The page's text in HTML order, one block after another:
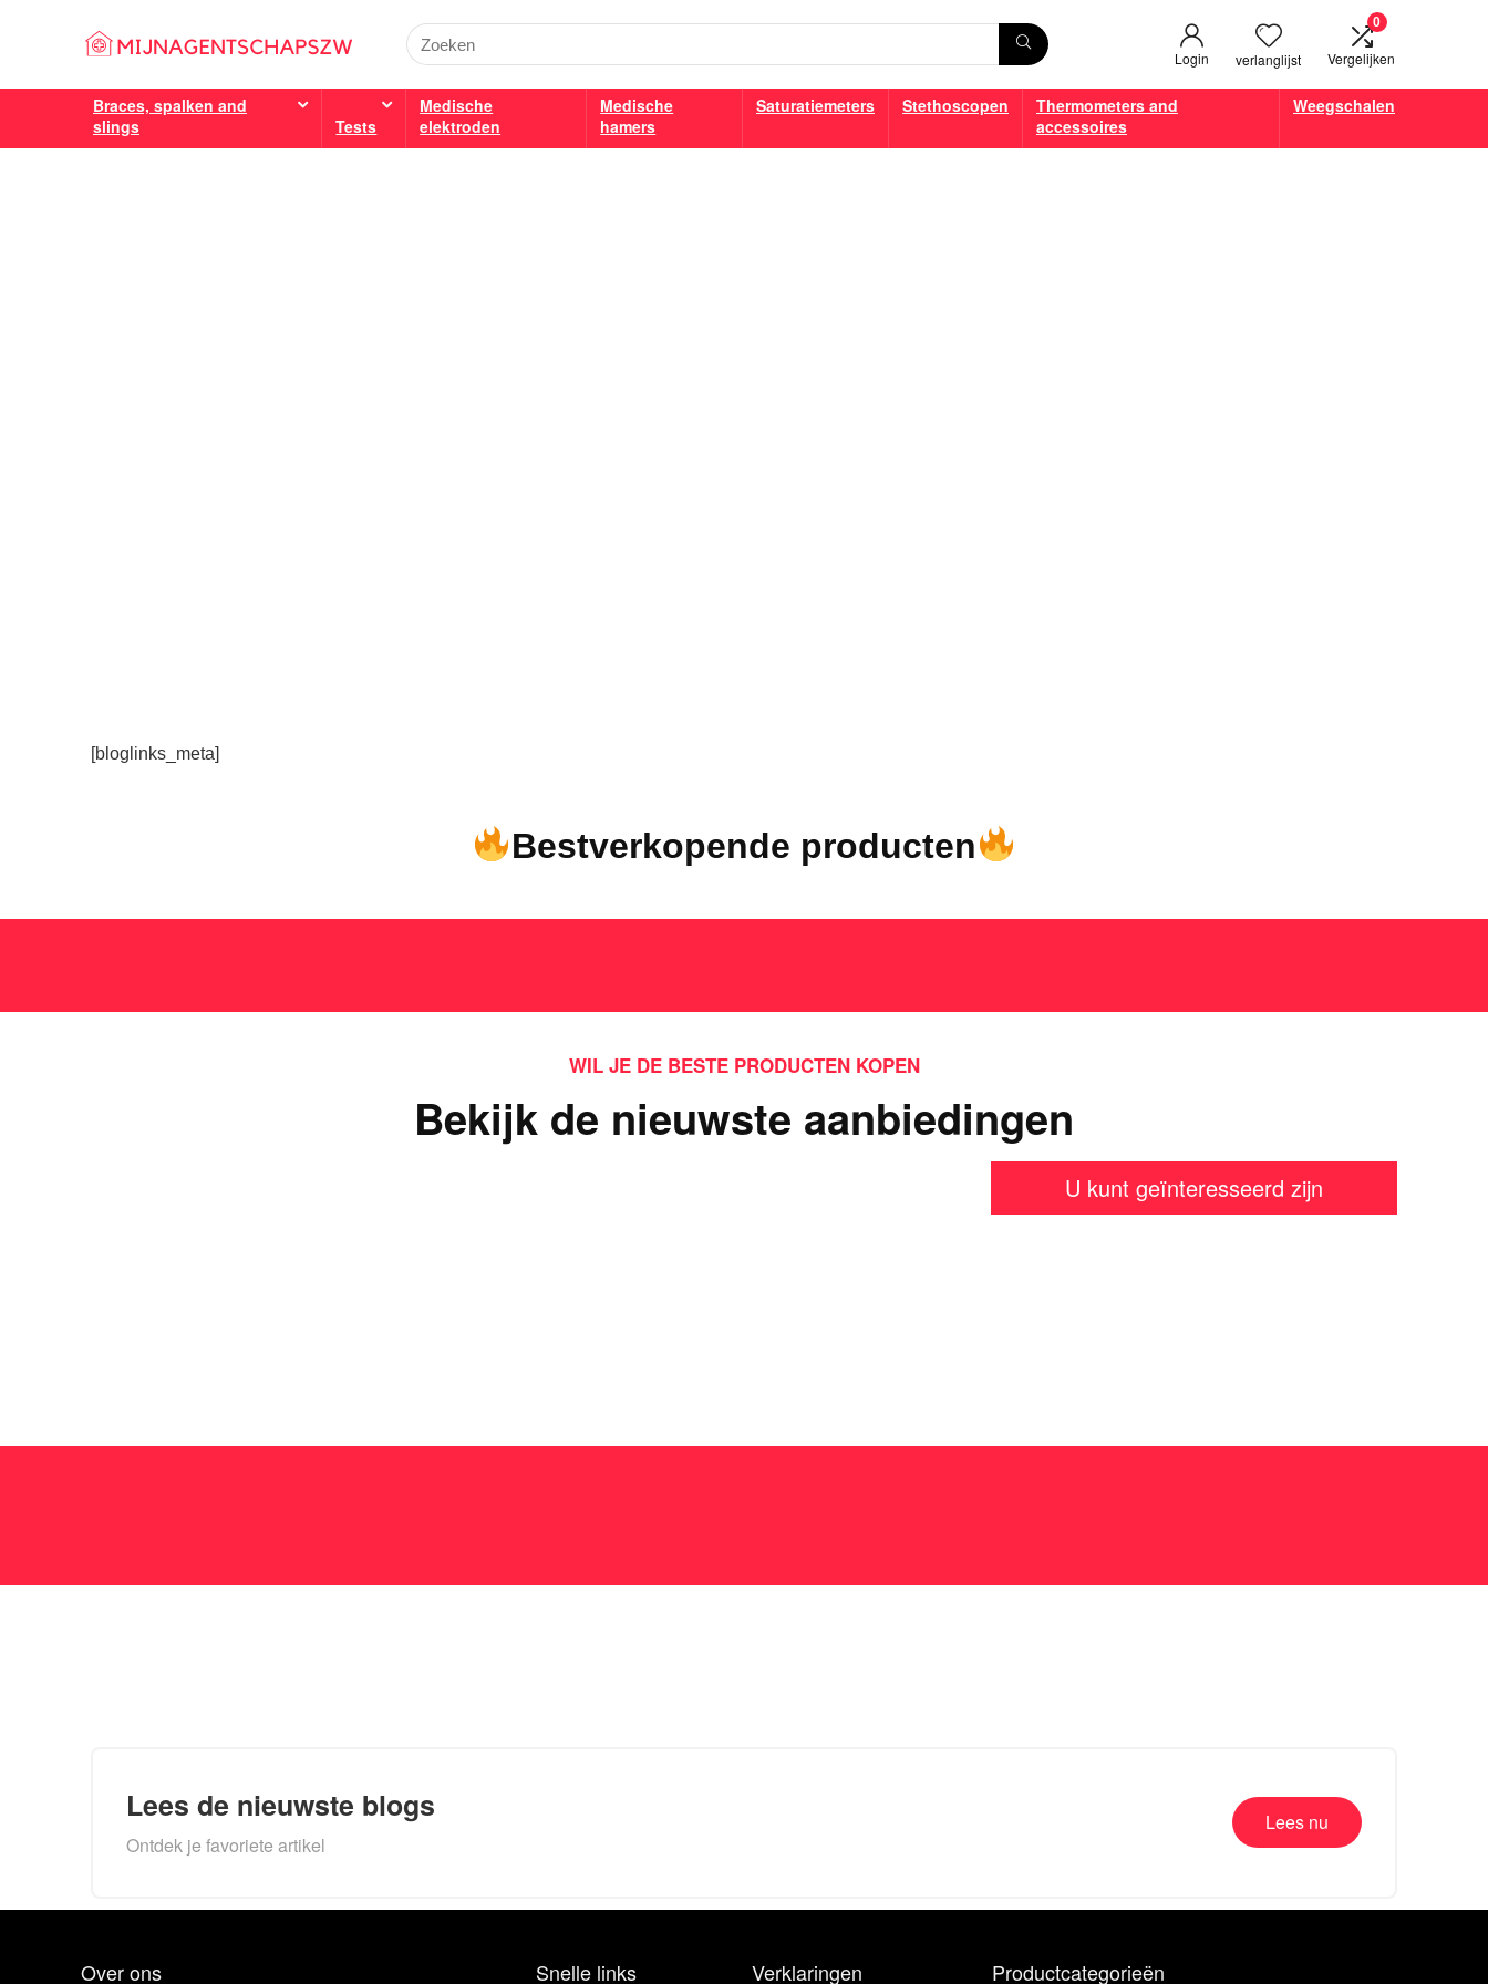
Login verlanglijst
0
Vergelijken
Braces, spalken and
slings
Tests
Medische
elektroden
Medische
hamers
Saturatiemeters Stethoscopen
Thermometers and
accessoires
Weegschalen
[bloglinks_meta]
Bestverkopende producten
WIL JE DE BESTE PRODUCTEN KOPEN
Bekijk de nieuwste aanbiedingen
U kunt geïnteresseerd zijn
Lees de nieuwste blogs
Ontdek je favoriete artikel
Lees nu
Over ons Snelle links Verklaringen Productcategorieën